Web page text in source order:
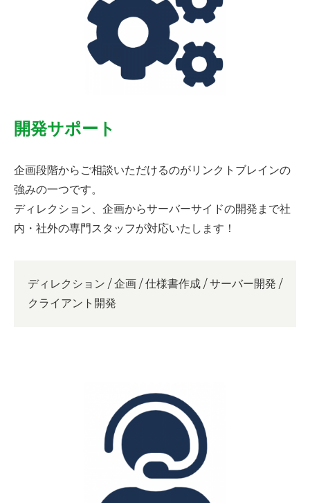
開発サポート
企画段階からご相談いただけるのがリンクトブレインの
強みの一つです。
ディレクション、企画からサーバーサイドの開発まで社
内・社外の専門スタッフが対応いたします！
ディレクション / 企画 / 仕様書作成 / サーバー開発 /
クライアント開発